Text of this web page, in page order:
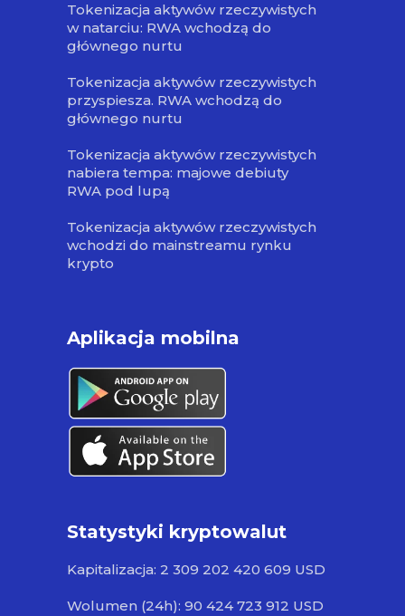
Tokenizacja aktywów rzeczywistych
w natarciu: RWA wchodzą do
głównego nurtu
Tokenizacja aktywów rzeczywistych
przyspiesza. RWA wchodzą do
głównego nurtu
Tokenizacja aktywów rzeczywistych
nabiera tempa: majowe debiuty
RWA pod lupą
Tokenizacja aktywów rzeczywistych
wchodzi do mainstreamu rynku
krypto
Aplikacja mobilna
Statystyki kryptowalut
Kapitalizacja: 2 309 202 420 609 USD
Wolumen (24h): 90 424 723 912 USD